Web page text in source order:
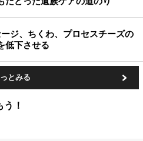
ジ、ちくわ、プロセスチーズの
低下させる
とみる
！